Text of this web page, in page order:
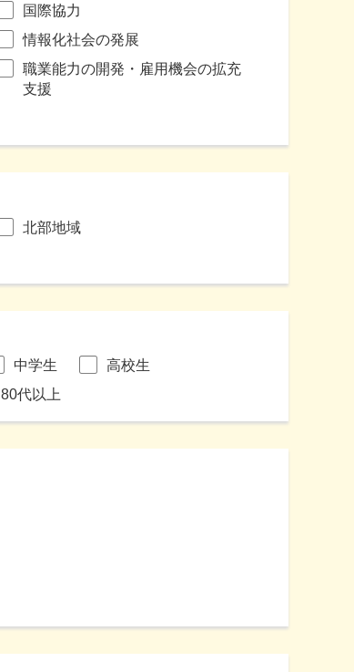
国際協力
情報化社会の発展
職業能力の開発・雇用機会の拡充
支援
北部地域
中学生
高校生
80代以上